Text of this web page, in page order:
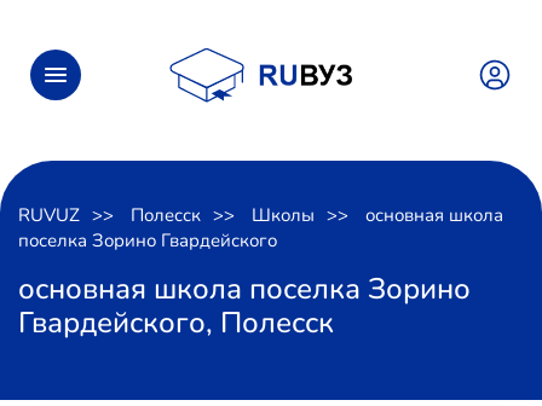
RUVUZ Полесск Школы
основная школа
поселка Зорино Гвардейского
основная школа поселка Зорино
Гвардейского, Полесск